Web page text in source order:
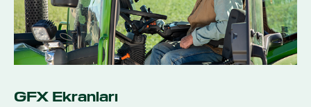
GFX Ekranları